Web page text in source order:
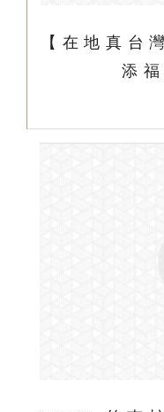
【在地真台
添